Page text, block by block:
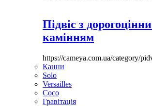
Підвіс з
камінням
https://cameya.com.ua/category/
Канни
Solo
Versailles
Coco
Гравітація